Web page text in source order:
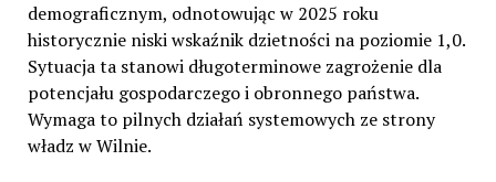
demograficznym, odnotowując w 2025 roku
historycznie niski wskaźnik dzietności na poziomie 1,0.
Sytuacja ta stanowi długoterminowe zagrożenie dla
potencjału gospodarczego i obronnego państwa.
Wymaga to pilnych działań systemowych ze strony
władz w Wilnie.